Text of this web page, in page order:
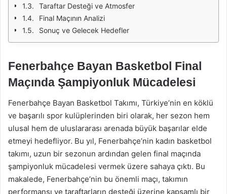
Taraftar Desteği ve Atmosfer
Final Maçının Analizi
Sonuç ve Gelecek Hedefler
Fenerbahçe Bayan Basketbol Final
Maçında Şampiyonluk Mücadelesi
Fenerbahçe Bayan Basketbol Takımı, Türkiye’nin en köklü
ve başarılı spor kulüplerinden biri olarak, her sezon hem
ulusal hem de uluslararası arenada büyük başarılar elde
etmeyi hedefliyor. Bu yıl, Fenerbahçe’nin kadın basketbol
takımı, uzun bir sezonun ardından gelen final maçında
şampiyonluk mücadelesi vermek üzere sahaya çıktı. Bu
makalede, Fenerbahçe’nin bu önemli maçı, takımın
performansı ve taraftarların desteği üzerine kapsamlı bir